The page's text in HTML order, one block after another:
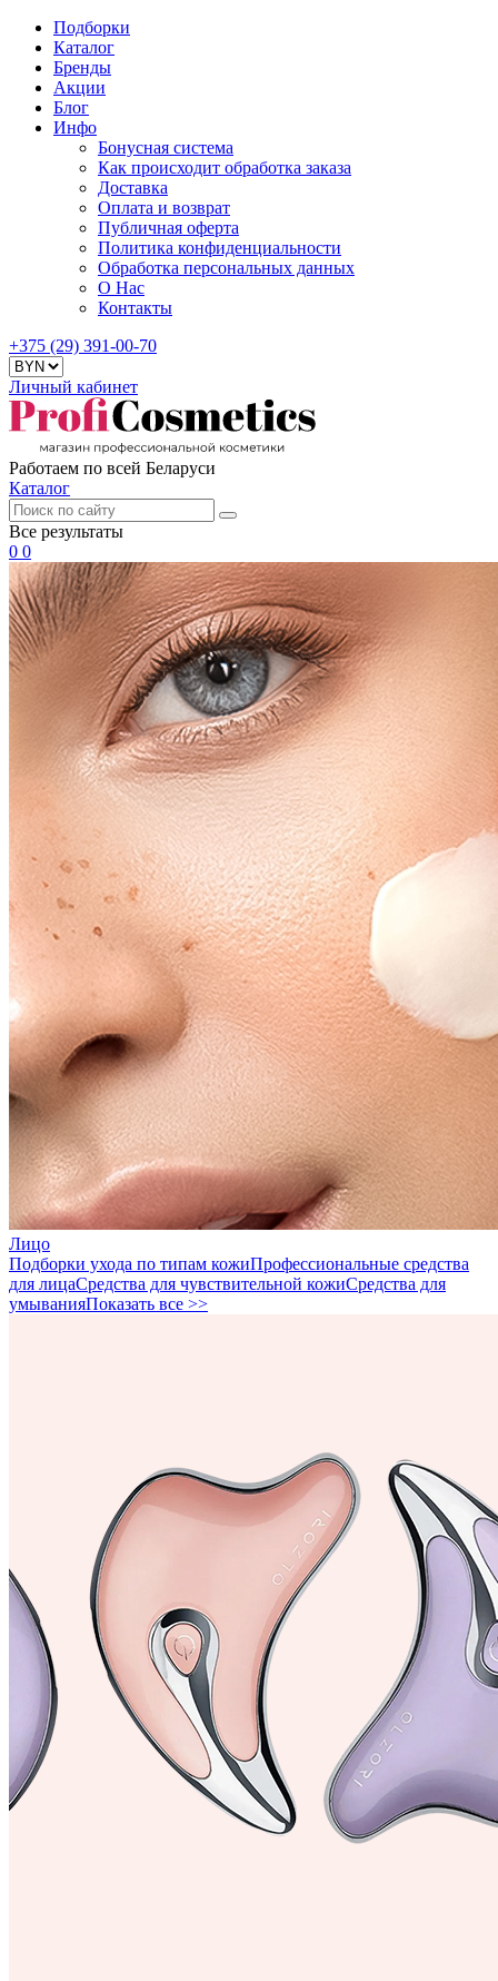
Подборки
Каталог
Бренды
Акции
Блог
Инфо
Бонусная система
Как происходит обработка заказа
Доставка
Оплата и возврат
Публичная оферта
Политика конфиденциальности
Обработка персональных данных
О Нас
Контакты
+375 (29) 391-00-70
Личный кабинет
Работаем по всей Беларуси
Каталог
Все результаты
0 0
Лицо
Подборки ухода по типам кожиПрофессиональные средства
для лицаСредства для чувствительной кожиСредства для
умыванияПоказать все >>